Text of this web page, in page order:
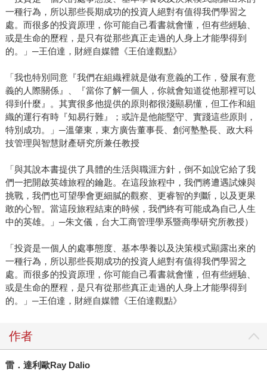
一種行為，所以那些長期成功的投資人絕對有值得我們學習之
處。而很多的投資原理，你可能自己看書就會懂，但有些經驗、
或是生命的歷程，是只有從那些真正走過的人身上才能學得到
的。」─王伯達，財經自媒體《王伯達觀點》
「我也特別同意『我們在組織裡就是做有意義的工作，發展有意
義的人際關係』、『當你了解一個人，你就會知道從他那裡可以
得到什麼』。其實很多他提供的原則都很淺顯易懂，但工作和組
織的運行有時『知易行難』；或許是他能堅守、實踐這些原則，
特別成功。」─溫肇東，東方廣告董事長、創河塾塾長、政大科
技管理與智慧財產研究所兼任教授
「與其說本書提供了具體的生活與職涯方針，倒不如說它給了我
們一把開啟英雄旅程的鑰匙。在這段旅程中，我們將遭遇試煉與
挑戰，我們也可望學會更細膩的觀察、更睿智的判斷，以及更果
敢的心智。當這段旅程結束的時候，我們終有可能成為自己人生
中的英雄。」─朱文儀，台大工商管理學系暨商學研究所教授）
「投資是一個人的處事態度、基本學養以及決策模式顯露出來的
一種行為，所以那些長期成功的投資人絕對有值得我們學習之
處。而很多的投資原理，你可能自己看書就會懂，但有些經驗、
或是生命的歷程，是只有從那些真正走過的人身上才能學得到
的。」─王伯達，財經自媒體《王伯達觀點》
作者
雷．達利歐Ray Dalio